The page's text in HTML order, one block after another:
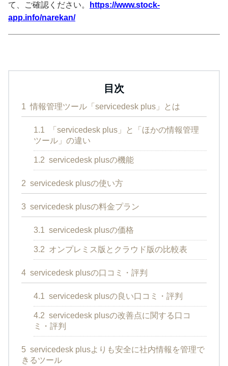
て、ご確認ください。
https://www.stock-
app.info/narekan/
目次
1 情報管理ツール「servicedesk plus」とは
1.1
「servicedesk plus」と「ほかの情報管理
ツール」の違い
1.2 servicedesk plusの機能
2 servicedesk plusの使い方
3 servicedesk plusの料金プラン
3.1 servicedesk plusの価格
3.2 オンプレミス版とクラウド版の比較表
4 servicedesk plusの口コミ・評判
4.1 servicedesk plusの良い口コミ・評判
4.2 servicedesk plusの改善点に関する口コ
ミ・評判
5 servicedesk plusよりも安全に社内情報を管理で
きるツール